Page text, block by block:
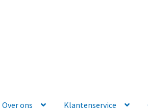
Over ons Klantenservice